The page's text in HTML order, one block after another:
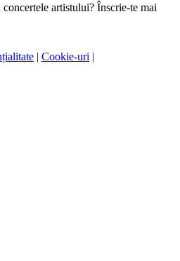
artistului? Înscrie-te mai
| Cookie-uri |